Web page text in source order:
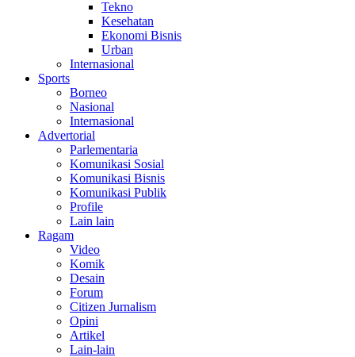
Tekno
Kesehatan
Ekonomi Bisnis
Urban
Internasional
Sports
Borneo
Nasional
Internasional
Advertorial
Parlementaria
Komunikasi Sosial
Komunikasi Bisnis
Komunikasi Publik
Profile
Lain lain
Ragam
Video
Komik
Desain
Forum
Citizen Jurnalism
Opini
Artikel
Lain-lain